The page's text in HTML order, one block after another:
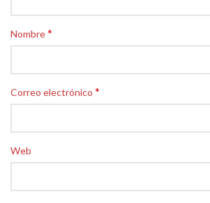
Nombre*
Correo electrónico *
Web